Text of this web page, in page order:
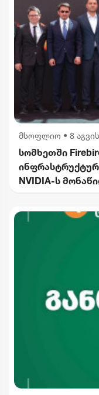
მსოფლიო • 8
სომხეთში
NVIDIA-ს